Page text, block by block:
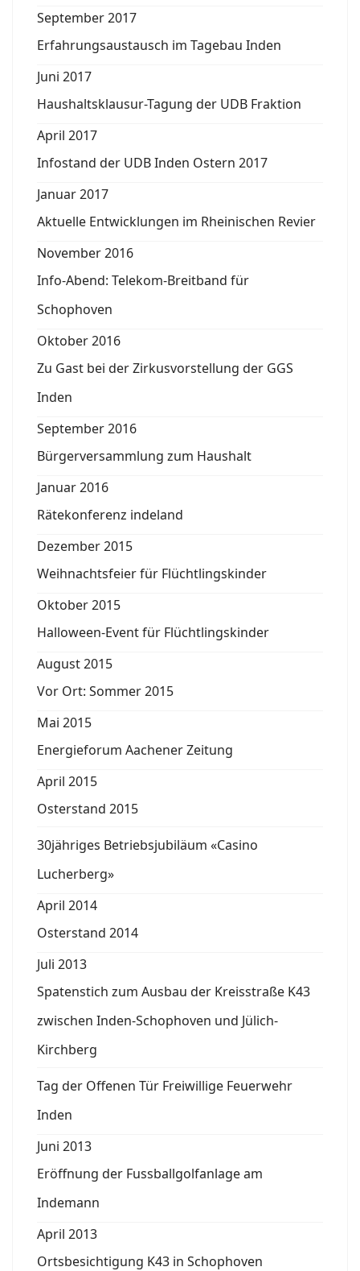
September 2017
Erfahrungsaustausch im Tagebau Inden
Juni 2017
Haushaltsklausur-Tagung der UDB Fraktion
April 2017
Infostand der UDB Inden Ostern 2017
Januar 2017
Aktuelle Entwicklungen im Rheinischen Revier
November 2016
Info-Abend: Telekom-Breitband für
Schophoven
Oktober 2016
Zu Gast bei der Zirkusvorstellung der GGS
Inden
September 2016
Bürgerversammlung zum Haushalt
Januar 2016
Rätekonferenz indeland
Dezember 2015
Weihnachtsfeier für Flüchtlingskinder
Oktober 2015
Halloween-Event für Flüchtlingskinder
August 2015
Vor Ort: Sommer 2015
Mai 2015
Energieforum Aachener Zeitung
April 2015
Osterstand 2015
30jähriges Betriebsjubiläum «Casino
Lucherberg»
April 2014
Osterstand 2014
Juli 2013
Spatenstich zum Ausbau der Kreisstraße K43
zwischen Inden-Schophoven und Jülich-
Kirchberg
Tag der Offenen Tür Freiwillige Feuerwehr
Inden
Juni 2013
Eröffnung der Fussballgolfanlage am
Indemann
April 2013
Ortsbesichtigung K43 in Schophoven